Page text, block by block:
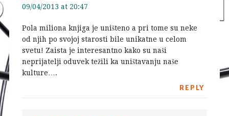
09/04/2013 at 20:47
Pola miliona knjiga je uništeno a pri tome su neke
od njih po svojoj starosti bile unikatne u celom
svetu! Zaista je interesantno kako su naši
neprijatelji oduvek težili ka uništavanju naše
kulture….
REPLY